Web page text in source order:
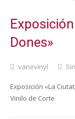
Dones»
vanevinyl
Exposición «La
Vinilo de Corte